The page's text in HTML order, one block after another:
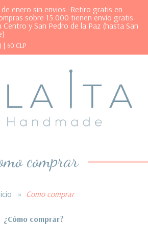
de enero sin envios.-Retiro gratis en
sobre 15.000 tienen envío gratis
Centro y San Pedro de la Paz (hasta San
| $0 CLP
comprar
» Como comprar
¿Cómo comprar?